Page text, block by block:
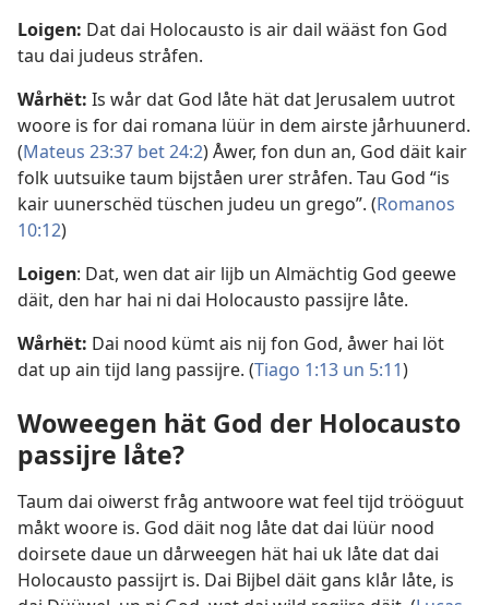
Loigen: Dat dai Holocausto is air dail wääst fon God
tau dai judeus stråfen.
Wårhët: Is wår dat God låte hät dat Jerusalem uutrot
woore is for dai romana lüür in dem airste jårhuunerd.
(Mateus 23:37 bet 24:2) Åwer, fon dun an, God däit kair
folk uutsuike taum bijståen urer stråfen. Tau God “is
kair uunerschëd tüschen judeu un grego”. (Romanos
10:12)
Loigen: Dat, wen dat air lijb un Almächtig God geewe
däit, den har hai ni dai Holocausto passijre låte.
Wårhët: Dai nood kümt ais nij fon God, åwer hai löt
dat up ain tijd lang passijre. (Tiago 1:13 un 5:11)
Woweegen hät God der Holocausto
passijre låte?
Taum dai oiwerst fråg antwoore wat feel tijd trööguut
måkt woore is. God däit nog låte dat dai lüür nood
doirsete daue un dårweegen hät hai uk låte dat dai
Holocausto passijrt is. Dai Bijbel däit gans klår låte, is